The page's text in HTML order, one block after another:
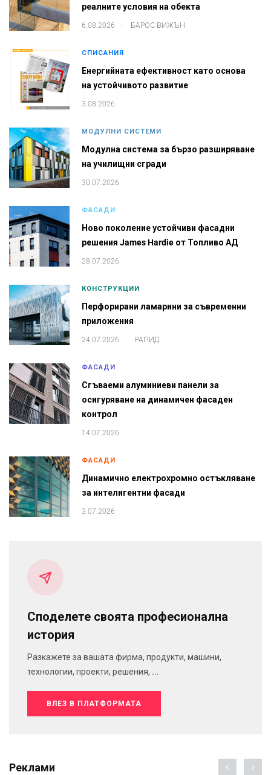
реалните условия на обекта
6.08.2026 . БАРОС ВИЖЪН
СПИСАНИЯ
Енергийната ефективност като основа
на устойчивото развитие
3.08.2026
МОДУЛНИ СИСТЕМИ
Модулна система за бързо разширяване
на училищни сгради
30.07.2026
ФАСАДИ
Ново поколение устойчиви фасадни
решения James Hardie от Топливо АД
28.07.2026
КОНСТРУКЦИИ
Перфорирани ламарини за съвременни
приложения
24.07.2026 . РАПИД
ФАСАДИ
Сгъваеми алуминиеви панели за
осигуряване на динамичен фасаден
контрол
14.07.2026
ФАСАДИ
Динамично електрохромно остъкляване
за интелигентни фасади
3.07.2026
Споделете своята професионална
история
Разкажете за вашата фирма, продукти, машини,
технологии, проекти, решения, ...
ВЛЕЗ В ПЛАТФОРМАТА
Реклами